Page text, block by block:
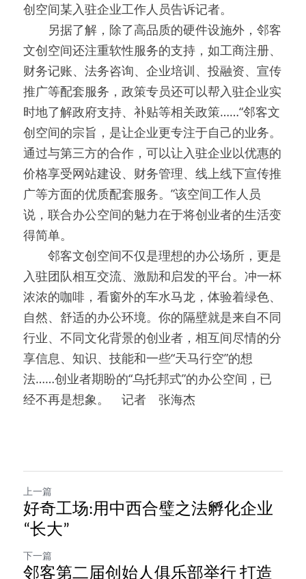
创空间某入驻企业工作人员告诉记者。
另据了解，除了高品质的硬件设施外，邻客
文创空间还注重软性服务的支持，如工商注册、
财务记账、法务咨询、企业培训、投融资、宣传
推广等配套服务，政策专员还可以帮入驻企业实
时地了解政府支持、补贴等相关政策……“邻客文
创空间的宗旨，是让企业更专注于自己的业务。
通过与第三方的合作，可以让入驻企业以优惠的
价格享受网站建设、财务管理、线上线下宣传推
广等方面的优质配套服务。”该空间工作人员
说，联合办公空间的魅力在于将创业者的生活变
得简单。
邻客文创空间不仅是理想的办公场所，更是
入驻团队相互交流、激励和启发的平台。冲一杯
浓浓的咖啡，看窗外的车水马龙，体验着绿色、
自然、舒适的办公环境。你的隔壁就是来自不同
行业、不同文化背景的创业者，相互间尽情的分
享信息、知识、技能和一些“天马行空”的想
法……创业者期盼的“乌托邦式”的办公空间，已
经不再是想象。　记者　张海杰
上一篇
好奇工场:用中西合璧之法孵化企业
“长大”
下一篇
邻客第二届创始人俱乐部举行 打造